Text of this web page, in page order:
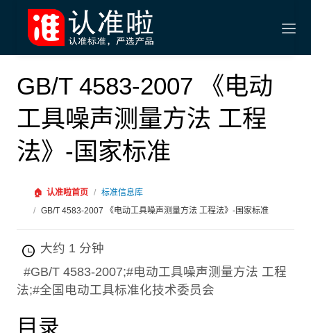
GB/T 4583-2007 《电动
工具噪声测量方法 工程
法》-国家标准
🏠 认准啦首页 / 标准信息库
/ GB/T 4583-2007 《电动工具噪声测量方法 工程法》-国家标准
大约 1 分钟
#GB/T 4583-2007;#电动工具噪声测量方法 工程
法;#全国电动工具标准化技术委员会
目录